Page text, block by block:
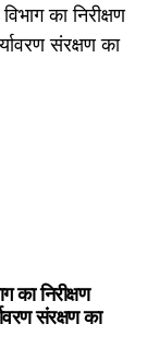
का निरीक्षण
संरक्षण का